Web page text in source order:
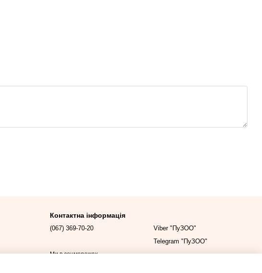
Контактна інформація
(067) 369-70-20
Viber "ПуЗОО"
Telegram "ПуЗОО"
Ми в соцмережах